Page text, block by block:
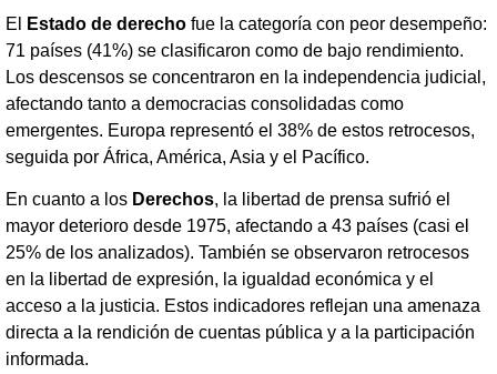
El Estado de derecho fue la categoría con peor desempeño:
71 países (41%) se clasificaron como de bajo rendimiento.
Los descensos se concentraron en la independencia judicial,
afectando tanto a democracias consolidadas como
emergentes. Europa representó el 38% de estos retrocesos,
seguida por África, América, Asia y el Pacífico.
En cuanto a los Derechos, la libertad de prensa sufrió el
mayor deterioro desde 1975, afectando a 43 países (casi el
25% de los analizados). También se observaron retrocesos
en la libertad de expresión, la igualdad económica y el
acceso a la justicia. Estos indicadores reflejan una amenaza
directa a la rendición de cuentas pública y a la participación
informada.